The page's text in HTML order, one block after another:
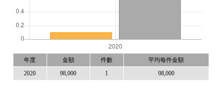
年度 金額 件數 平均每件金額
2020 98,000 1 98,000